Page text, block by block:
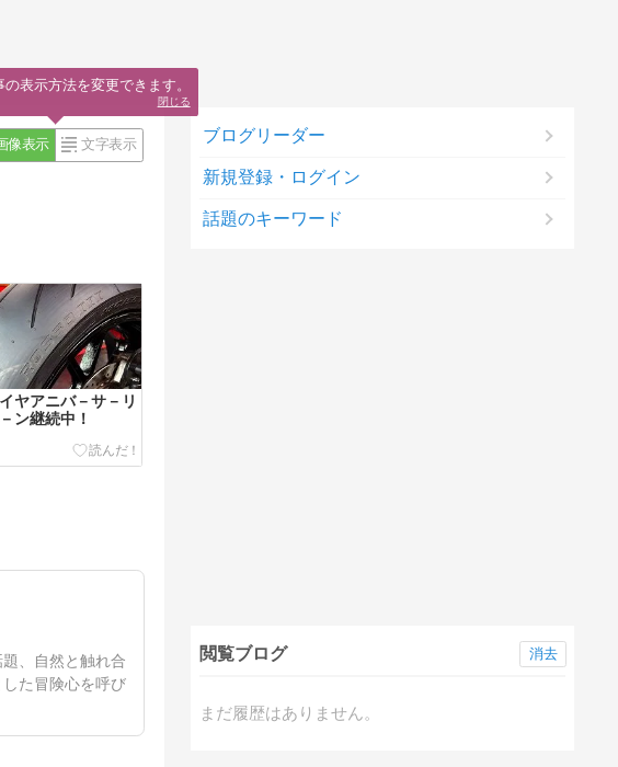
像表示 文字表示
ヤアニバ－サ－リ
ン継続中！
、自然と触れ合
た冒険心を呼び
ブログリーダー
新規登録・ログイン
話題のキーワード
閲覧ブログ
まだ履歴はありません。
消去
の表示方法を変更できます。
閉じる